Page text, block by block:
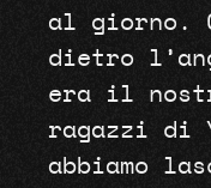
al giorno.
dietro
era il
ragazzi di
abbiamo